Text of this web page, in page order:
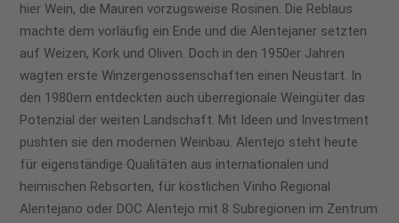
hier Wein, die Mauren vorzugsweise Rosinen. Die Reblaus
machte dem vorläufig ein Ende und die Alentejaner setzten
auf Weizen, Kork und Oliven. Doch in den 1950er Jahren
wagten erste Winzergenossenschaften einen Neustart. In
den 1980ern entdeckten auch überregionale Weingüter das
Potenzial der weiten Landschaft. Mit Ideen und Investment
pushten sie den modernen Weinbau. Alentejo steht heute
für eigenständige Qualitäten aus internationalen und
heimischen Rebsorten, für köstlichen Vinho Regional
Alentejano oder DOC Alentejo mit 8 Subregionen im Zentrum